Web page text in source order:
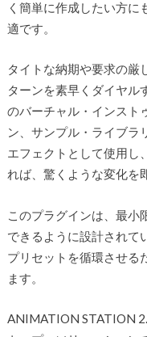
く簡単に作成したい方
適です。
タイトな納期や要求の厳
ターンを素早くダイヤル
のバーチャル・インスト
ン、サンプル・ライブラ
エフェクトとして使用
れば、驚くような変化を
このプラグインは、最小
できるように設計されて
プリセットを循環させる
ます。
ANIMATION STATION